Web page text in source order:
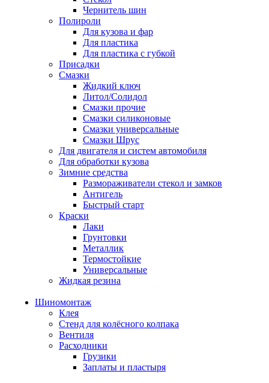
Чернитель шин
Полироли
Для кузова и фар
Для пластика
Для пластика с губкой
Присадки
Смазки
Жидкий ключ
Литол/Солидол
Смазки прочие
Смазки силиконовые
Смазки универсальные
Смазки Шрус
Для двигателя и систем автомобиля
Для обработки кузова
Зимние средства
Размораживатели стекол и замков
Антигель
Быстрый старт
Краски
Лаки
Грунтовки
Металлик
Термостойкие
Универсальные
Жидкая резина
Шиномонтаж
Клея
Стенд для колёсного колпака
Вентиля
Расходники
Грузики
Заплаты и пластыря